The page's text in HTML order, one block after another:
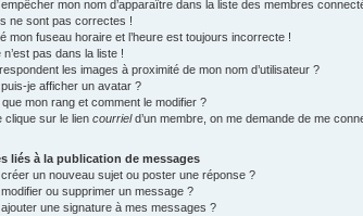
mon nom d’apparaître dans la liste des membres
ne sont pas correctes !
mon fuseau horaire et l’heure est toujours incorrecte !
n’est pas dans la liste !
les images à proximité de mon nom d’utilisateur ?
je afficher un avatar ?
que mon rang et comment le modifier ?
clique sur le lien courrield’un membre, on me demande de me
liés à la publication de messages
un nouveau sujet ou poster une réponse ?
ou supprimer un message ?
une signature à mes messages ?